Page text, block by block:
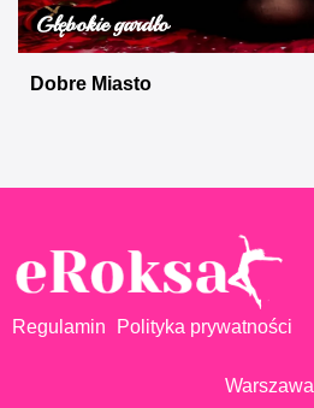
Głębokie gardło
Dobre Miasto
Regulamin Polityka prywatności
Warszawa